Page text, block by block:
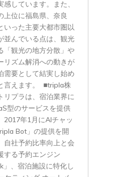
感しています。また、
上位に福島県、奈良
いった主要大都市圏以
並んでいる点は、観光
「観光の地方分散」や
リズム解消への動きが
需要として結実し始め
言えます。 ■tripla株
リプラは、宿泊業界に
型のサービスを提供
2017年1月にAIチャッ
Bot」の提供を開
自社予約比率向上と会
する予約エンジン
」、宿泊施設に特化し